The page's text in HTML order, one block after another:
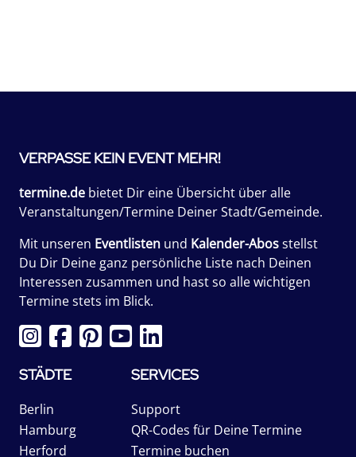
VERPASSE KEIN EVENT MEHR!
termine.de bietet Dir eine Übersicht über alle
Veranstaltungen/Termine Deiner Stadt/Gemeinde.
Mit unseren Eventlisten und Kalender-Abosstellst
Du Dir Deine ganz persönliche Liste nach Deinen
Interessen zusammen und hast so alle wichtigen
Termine stets im Blick.
STÄDTE
Berlin
Hamburg
Herford
SERVICES
Support
QR-Codes für Deine Termine
Termine buchen